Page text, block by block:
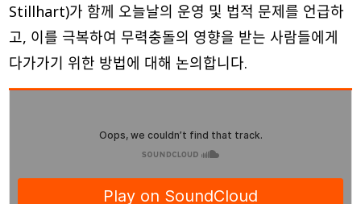
Stillhart)가 함께 오늘날의 운영 및 법적 문제를 언급하
고, 이를 극복하여 무력충돌의 영향을 받는 사람들에게
다가가기 위한 방법에 대해 논의합니다.